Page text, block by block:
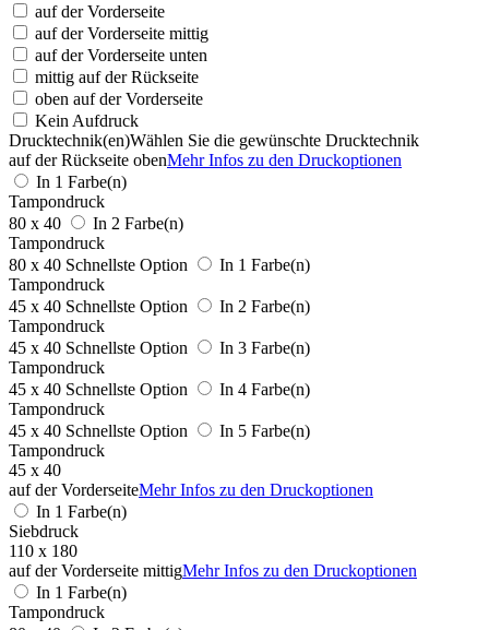
auf der Vorderseite
auf der Vorderseite mittig
auf der Vorderseite unten
mittig auf der Rückseite
oben auf der Vorderseite
Kein Aufdruck
Drucktechnik(en)Wählen Sie die gewünschte Drucktechnik
auf der Rückseite obenMehr Infos zu den Druckoptionen
In 1 Farbe(n)
Tampondruck
80 x 40
In 2 Farbe(n)
Tampondruck
80 x 40 Schnellste Option
In 1 Farbe(n)
Tampondruck
45 x 40 Schnellste Option
In 2 Farbe(n)
Tampondruck
45 x 40 Schnellste Option
In 3 Farbe(n)
Tampondruck
45 x 40 Schnellste Option
In 4 Farbe(n)
Tampondruck
45 x 40 Schnellste Option
In 5 Farbe(n)
Tampondruck
45 x 40
auf der VorderseiteMehr Infos zu den Druckoptionen
In 1 Farbe(n)
Siebdruck
110 x 180
auf der Vorderseite mittigMehr Infos zu den Druckoptionen
In 1 Farbe(n)
Tampondruck